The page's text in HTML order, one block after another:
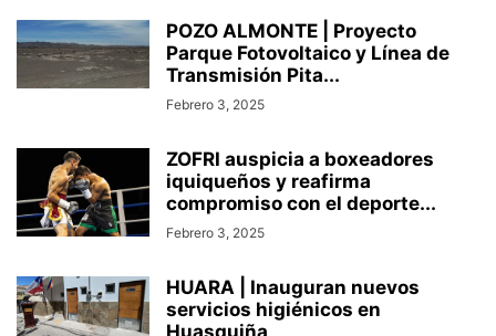
POZO ALMONTE | Proyecto
Parque Fotovoltaico y Línea de
Transmisión Pita...
Febrero 3, 2025
ZOFRI auspicia a boxeadores
iquiqueños y reafirma
compromiso con el deporte...
Febrero 3, 2025
HUARA | Inauguran nuevos
servicios higiénicos en